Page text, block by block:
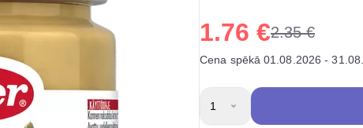
1.76 €2.35 €
Cena spēkā 01.08.2026 -
1